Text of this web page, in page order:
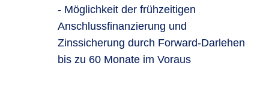
- Möglichkeit der frühzeitigen
Anschlussfinanzierung und
Zinssicherung durch Forward-Darlehen
bis zu 60 Monate im Voraus